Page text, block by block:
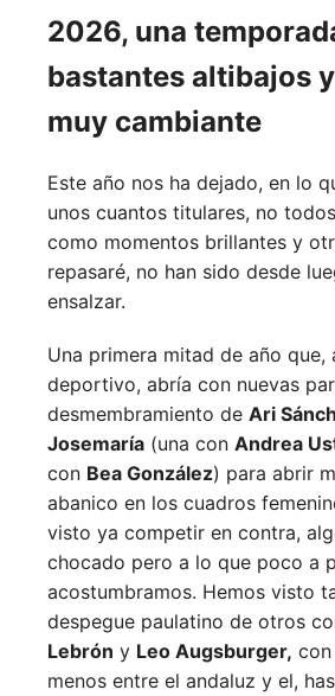
2026, una
bastantes altibajos
muy cambiante
Este año nos ha dejado, en lo
unos cuantos titulares, no
como momentos brillantes y
repasaré, no han sido desde
ensalzar.
Una primera mitad de año que,
deportivo, abría con nuevas
desmembramiento de Ari
Josemaría (una con Andrea
con Bea González) para abrir
abanico en los cuadros
visto ya competir en contra,
chocado pero a lo que poco a
acostumbramos. Hemos visto
despegue paulatino de otros
Lebrón y Leo Augsburger, con
menos entre el andaluz y el,